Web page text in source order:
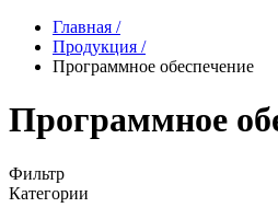
Главная /
Продукция /
Программное обеспечение
Программное
Фильтр
Категории